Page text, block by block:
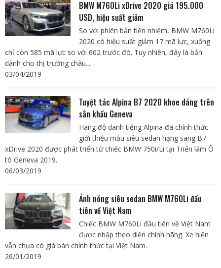
BMW M760Li xDrive 2020 giá 195.000
USD, hiệu suất giảm
So với phiên bản tiền nhiệm, BMW M760Li
2020 có hiệu suất giảm 17 mã lực, xuống
chỉ còn 585 mã lực so với 602 trước đó. Tuy nhiên, đây là bản
dành cho thị trường châu...
03/04/2019
Tuyệt tác Alpina B7 2020 khoe dáng trên
sân khấu Geneva
Hãng độ danh tiếng Alpina đã chính thức
giới thiệu mẫu siêu sedan hạng sang B7
xDrive 2020 được phát triển từ chiếc BMW 750i/Li tại Triển lãm Ô
tô Geneva 2019.
06/03/2019
Ảnh nóng siêu sedan BMW M760Li đầu
tiên về Việt Nam
Chiếc BMW M760Li đầu tiên về Việt Nam
được nhập theo diện chính hãng. Xe hiện
vẫn chưa có giá bán chính thức tại Việt Nam.
26/01/2019